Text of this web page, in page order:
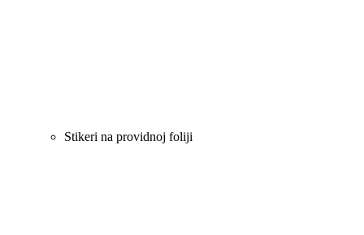
Stikeri na providnoj foliji